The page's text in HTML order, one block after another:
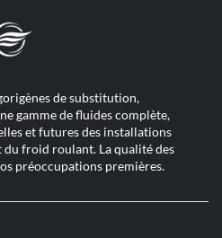
de substitution,
gamme de fluides complète,
et futures des installations
froid roulant. La qualité des
préoccupations premières.